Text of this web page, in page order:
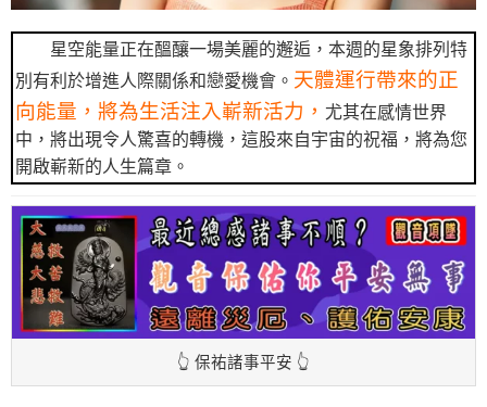
星空能量正在醞釀一場美麗的邂逅，本週的星象排列特
別有利於增進人際關係和戀愛機會。 天體運行帶來的正
向能量，將為生活注入嶄新活力， 尤其在感情世界
中，將出現令人驚喜的轉機，這股來自宇宙的祝福，將為您
開啟嶄新的人生篇章。
👆 保祐諸事平安 👆